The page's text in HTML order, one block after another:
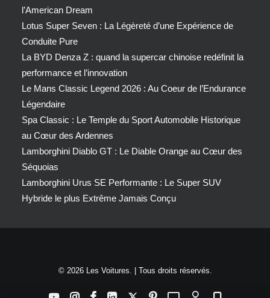
l’American Dream
Lotus Super Seven : La Légèreté d’une Expérience de
Conduite Pure
La BYD Denza Z : quand la supercar chinoise redéfinit la
performance et l’innovation
Le Mans Classic Legend 2026 : Au Coeur de l’Endurance
Légendaire
Spa Classic : Le Temple du Sport Automobile Historique
au Cœur des Ardennes
Lamborghini Diablo GT : Le Diable Orange au Cœur des
Séquoias
Lamborghini Urus SE Performante : Le Super SUV
Hybride le plus Extrême Jamais Conçu
© 2026 Les Voitures. | Tous droits réservés.